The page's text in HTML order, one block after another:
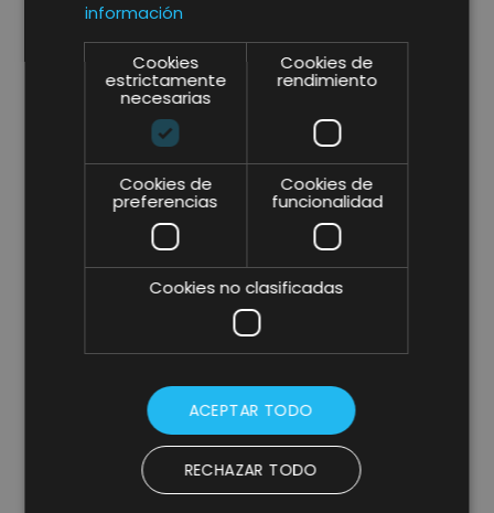
He leído y acepto laPolítica de Privacidad y Aviso
y consiento expresamente a Lifting Group para
que utilice la información que proporciono en este
formulario para estar en contacto conmigo y para
enviarme actualizaciones y promociones mediante
correo electrónico.Más información.
información
Cookies
estrictamente
necesarias
Cookies de
rendimiento
Cookies de
preferencias
Cookies de
funcionalidad
Cookies no clasificadas
ACEPTAR TODO
RECHAZAR TODO